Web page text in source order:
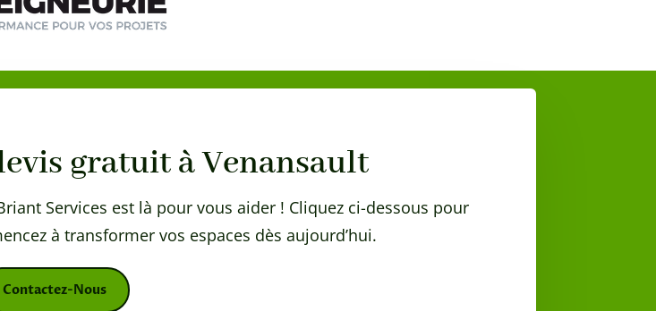
gratuit à Venansault
Services est là pour vous aider ! Cliquez ci-dessous pour
à transformer vos espaces dès aujourd’hui.
Contactez-Nous